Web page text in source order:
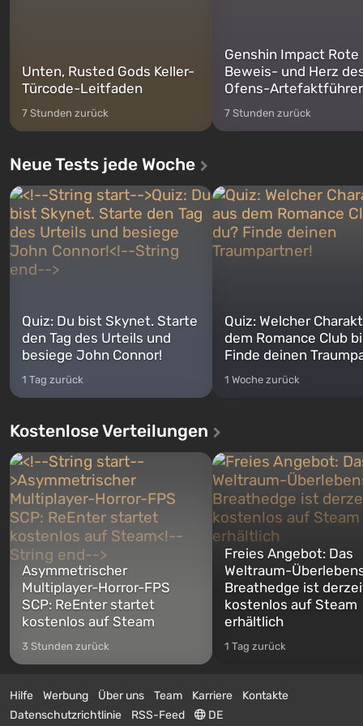
Unten, Rusted Gods Keller-
Türcode-Leitfaden
7 Stunden zurück
Genshin Impact Rote
Beweis- und Herz
Ofens-Artefaktführer
7 Stunden zurück
Neue Tests jede Woche
Quiz: Du bist Skynet. Starte
den Tag des Urteils und
besiege John Connor!
1 Tag zurück
Quiz: Welcher
dem Romance Club
Finde deinen
1 Woche zurück
Kostenlose Verteilungen
Asymmetrischer
Multiplayer-Horror-FPS
SCP: ReEnter startet
kostenlos auf Steam
3 Stunden zurück
Freies Angebot: Das
Weltraum-
Breathedge ist
kostenlos auf Steam
erhältlich
1 Tag zurück
Hilfe Werbung Über uns Team Karriere
Kontakte
Datenschutzrichtlinie
RSS-Feed DE